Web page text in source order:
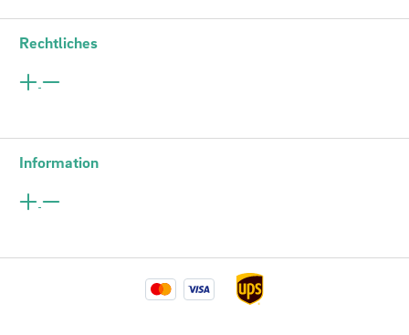
Rechtliches
Information